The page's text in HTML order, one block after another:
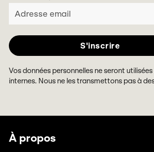
Vos données personnelles ne seront
internes. Nous ne les transmettons pas à
À propos